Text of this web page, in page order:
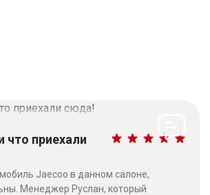
что приехали
Jaecoo в данном салоне,
Менеджер Руслан, который